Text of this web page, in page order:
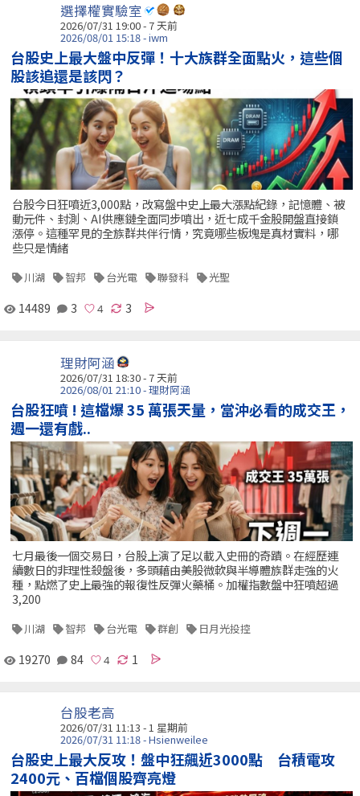
選擇權實驗室
2026/07/31 19:00 - 7 天前
2026/08/01 15:18 - iwm
台股史上最大盤中反彈！十大族群全面點火，這些個
股該追還是該閃？
台股今日狂噴近3,000點，改寫盤中史上最大漲點紀錄，記憶體、被
動元件、封測、AI供應鏈全面同步噴出，近七成千金股開盤直接鎖
漲停。這種罕見的全族群共伴行情，究竟哪些板塊是真材實料，哪
些只是情緒
川湖 智邦 台光電 聯發科 光聖
14489 3 3
理財阿涵
2026/07/31 18:30 - 7 天前
2026/08/01 21:10 - 理財阿涵
台股狂噴 ! 這檔爆 35 萬張天量，當沖必看的成交王，
週一還有戲..
七月最後一個交易日，台股上演了足以載入史冊的奇蹟。在經歷連
續數日的非理性殺盤後，多頭藉由美股微軟與半導體族群走強的火
種，點燃了史上最強的報復性反彈火藥桶。加權指數盤中狂噴超過
3,200
川湖 智邦 台光電 群創 日月光投控
19270 84 1
台股老高
2026/07/31 11:13 - 1 星期前
2026/07/31 11:18 - Hsienweilee
台股史上最大反攻！盤中狂飆近3000點 台積電攻
2400元、百檔個股齊亮燈